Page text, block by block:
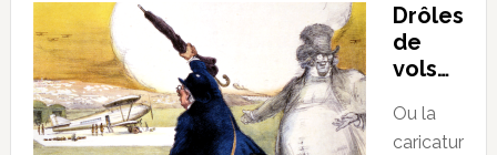
Drôles
de
vols…
Ou la
caricatur